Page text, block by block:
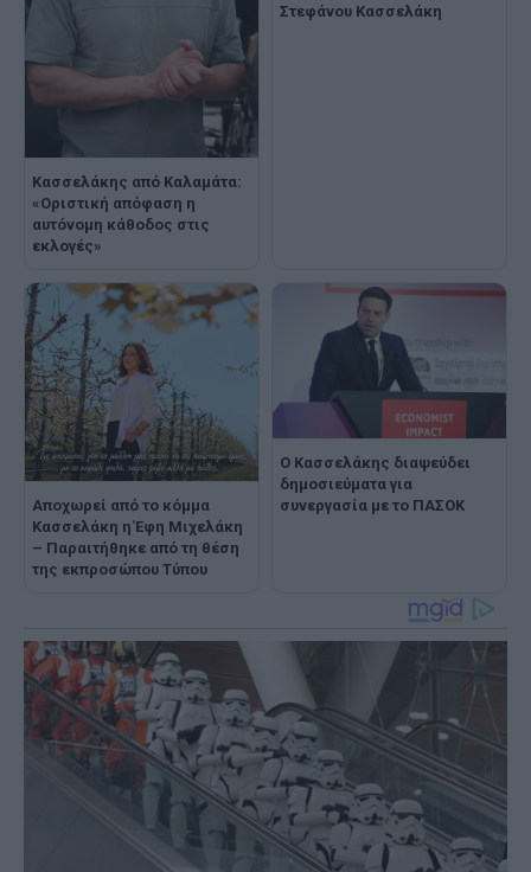
Κασσελάκης από Καλαμάτα:
«Οριστική απόφαση η
αυτόνομη κάθοδος στις
εκλογές»
Στεφάνου Κασσελάκη
Αποχωρεί από το κόμμα
Κασσελάκη η Έφη Μιχελάκη
– Παραιτήθηκε από τη θέση
της εκπροσώπου Τύπου
Ο Κασσελάκης διαψεύδει
δημοσιεύματα για
συνεργασία με το ΠΑΣΟΚ